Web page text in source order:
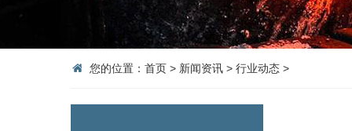
您的位置： 首页 > 新闻资讯 > 行业动态 >